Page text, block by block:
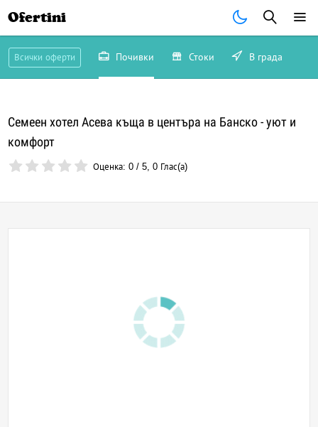
Ofertini
Всички оферти Почивки Стоки В града
Семеен хотел Асева къща в центъра на Банско - уют и
комфорт
Оценка:0 /5,0 Глас(а)